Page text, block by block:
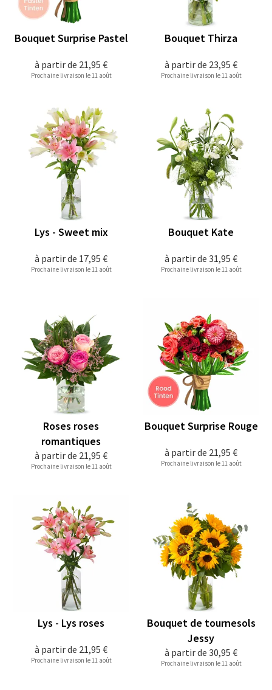
à partir de 21,95 €
Bouquet Surprise Pastel
Prochaine livraison le 11 août
à partir de 23,95 €
Bouquet Thirza
Prochaine livraison le 11 août
à partir de 17,95 €
Lys - Sweet mix
Prochaine livraison le 11 août
à partir de 31,95 €
Bouquet Kate
Prochaine livraison le 11 août
à partir de 21,95 €
Roses roses
romantiques
Prochaine livraison le 11 août
à partir de 21,95 €
Bouquet Surprise Rouge
Prochaine livraison le 11 août
à partir de 21,95 €
Lys - Lys roses
Prochaine livraison le 11 août
à partir de 30,95 €
Bouquet de tournesols
Jessy
Prochaine livraison le 11 août